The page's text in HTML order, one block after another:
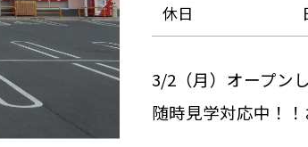
休日
3/2（月）オープン
随時見学対応中！